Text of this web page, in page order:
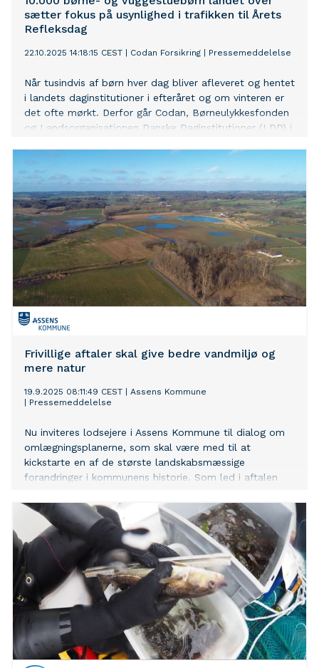
sætter fokus på usynlighed i trafikken til Årets
Refleksdag
22.10.2025 14:18:15 CEST Codan Forsikring Pressemeddelelse
Når tusindvis af børn hver dag bliver afleveret og hentet
i landets daginstitutioner i efteråret og om vinteren er
det ofte mørkt. Derfor går Codan, Børneulykkesfonden
og Landsorganisationen Danske Daginstitutioner (LDD) i
trafikken i forbindelse med Årets Refleksdag, der
markeres torsdag den 23. oktober. Som led i
samarbejdet får 250 daginstitutioner fordelt over hele
landet i alt 12.500 reflekser, så både børn og forældre
kan blive mere synlige i trafikken.
Frivillige aftaler skal give bedre vandmiljø og
mere natur
19.9.2025 08:11:49 CEST
Assens Kommune
Pressemeddelelse
Nu inviteres lodsejere i Assens Kommune til dialog om
omlægningsplanerne, som skal være med til at
kickstarte en af de største landskabsmæssige
forandringer i kommunens historie. Som led i aftalen
planer over, hvilke arealer der kan omdannes til
vådområder mv.